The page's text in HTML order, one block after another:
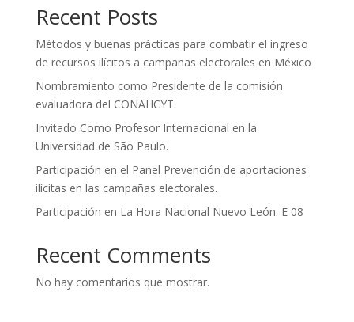
Recent Posts
Métodos y buenas prácticas para combatir el ingreso
de recursos ilícitos a campañas electorales en México
Nombramiento como Presidente de la comisión
evaluadora del CONAHCYT.
Invitado Como Profesor Internacional en la
Universidad de São Paulo.
Participación en el Panel Prevención de aportaciones
ilícitas en las campañas electorales.
Participación en La Hora Nacional Nuevo León. E 08
Recent Comments
No hay comentarios que mostrar.